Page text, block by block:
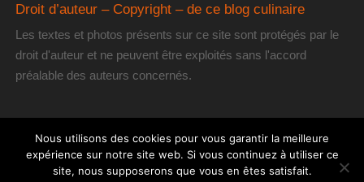
Droit d’auteur – Copyright – de ce blog culinaire
Les textes et photos présents sur ce site sont protégés par le
droit d'auteur et ne peuvent être exploités sans l'accord
préalable des auteurs concernés.
[les] Gourmantissimes| Fièrement propulsé par Mantra&WordPress.
Nous utilisons des cookies pour vous garantir la meilleure
expérience sur notre site web. Si vous continuez à utiliser ce
site, nous supposerons que vous en êtes satisfait.